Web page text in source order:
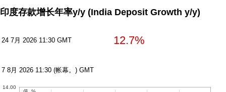
印度存款增长年率y/y (India Deposit Growth y/y)
24 7月 2026 11:30 GMT 12.7%
7 8月 2026 11:30 (帐幕。) GMT